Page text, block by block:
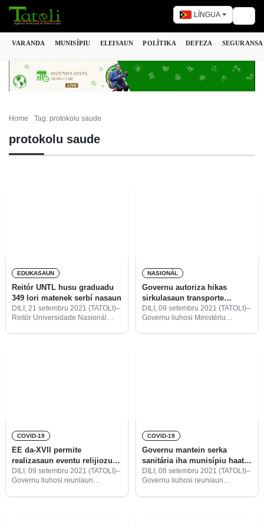
LÍNGUA
VARANDA MUNISÍPIU ELEISAUN POLÍTIKA DEFEZA SEGURANSA
Home Tag: protokolu saude
protokolu saude
EDUKASAUN
Reitór UNTL husu graduadu
349 lori matenek serbí nasaun
DILI, 21 setembru 2021 (TATOLI)–
Reitór Universidade Nasionál
NASIONÁL
Governu autoriza hikas
sirkulasaun transporte
públiku hosi Dili bá
munisípiu
DILI, 09 setembru 2021 (TATOLI)–
Governu liuhosi Ministériu
COVID-19
EE da-XVII permite
realizasaun eventu relijiozu,
sosiál, kultura no desportu
DILI, 09 setembru 2021 (TATOLI)–
Governu liuhosi reuniaun
COVID-19
Governu mantein serka
sanitária iha munisípiu haat
to’o 22 setembru
DILI, 08 setembru 2021 (TATOLI)–
Governu liuhosi reuniaun